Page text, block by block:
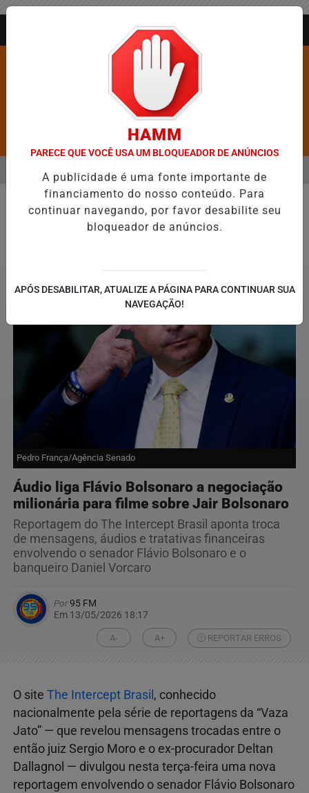
Pesquisar Notícia
MAIS VIOLENTAS DO BRASIL E CAI PARA A 6ª POSIÇÃO EM
EM ALTA
MENU
Política
Pedro França/Agência Senado
Áudio liga Flávio Bolsonaro a negociação
milionária para filme sobre Jair Bolsonaro
Reportagem do The Intercept Brasil aponta troca
de mensagens, áudios e tratativas financeiras
envolvendo o senador Flávio Bolsonaro e o
banqueiro Daniel Vorcaro
Por95 FM
Em 13/05/2026 18:17
A- A+ REPORTAR ERROS
O site The Intercept Brasil , conhecido
nacionalmente pela série de reportagens da “Vaza
Jato” — que revelou mensagens trocadas entre o
então juiz Sergio Moro e o ex-procurador Deltan
Dallagnol — divulgou nesta terça-feira uma nova
reportagem envolvendo o senador Flávio Bolsonaro
HAMM
PARECE QUE VOCÊ USA UM BLOQUEADOR DE ANÚNCIOS
A publicidade é uma fonte importante de
financiamento do nosso conteúdo. Para
continuar navegando, por favor desabilite seu
bloqueador de anúncios.
APÓS DESABILITAR, ATUALIZE A PÁGINA PARA CONTINUAR SUA
NAVEGAÇÃO!